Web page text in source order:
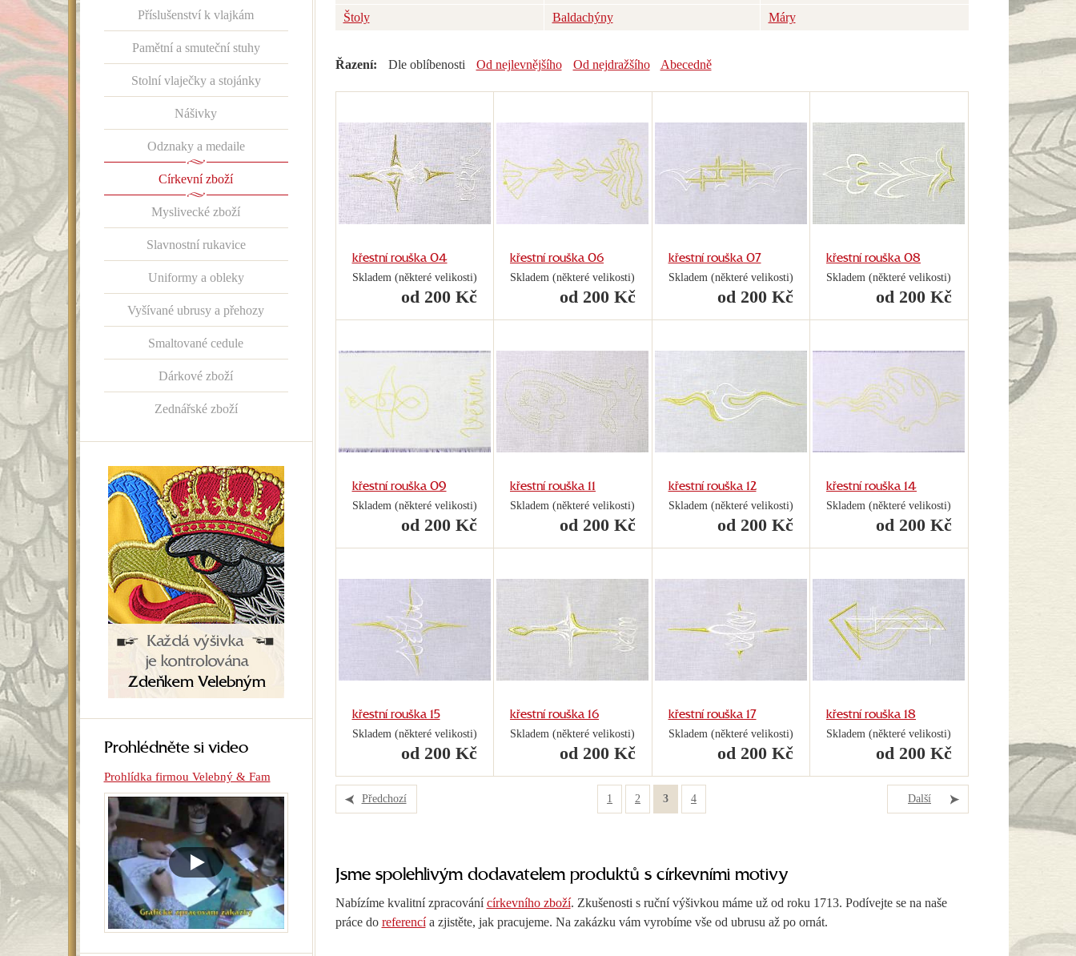
Štoly
Baldachýny Máry
Řazení: Dle oblíbenosti Od nejlevnějšího Od nejdražšího Abecedně
křestní rouška 04
Skladem (některé velikosti)
od 200 Kč
křestní rouška 06
Skladem (některé velikosti)
od 200 Kč
křestní rouška 07
Skladem (některé velikosti)
od 200 Kč
křestní rouška 08
Skladem (některé velikosti)
od 200 Kč
křestní rouška 09
Skladem (některé velikosti)
od 200 Kč
křestní rouška 11
Skladem (některé velikosti)
od 200 Kč
křestní rouška 12
Skladem (některé velikosti)
od 200 Kč
křestní rouška 14
Skladem (některé velikosti)
od 200 Kč
křestní rouška 15
Skladem (některé velikosti)
od 200 Kč
křestní rouška 16
Skladem (některé velikosti)
od 200 Kč
křestní rouška 17
Skladem (některé velikosti)
od 200 Kč
křestní rouška 18
Skladem (některé velikosti)
od 200 Kč
Předchozí 1 2 3 4 Další
Jsme spolehlivým dodavatelem produktů s církevními motivy
Nabízíme kvalitní zpracovánícírkevního zboží. Zkušenosti s ruční výšivkou máme už od roku 1713. Podívejte se na naše
práce do referencía zjistěte, jak pracujeme. Na zakázku vám vyrobíme vše od ubrusu až po ornát.
Příslušenství k vlajkám
Pamětní a smuteční stuhy
Stolní vlaječky a stojánky
Nášivky
Odznaky a medaile
Církevní zboží
Myslivecké zboží
Slavnostní rukavice
Uniformy a obleky
Vyšívané ubrusy a přehozy
Smaltované cedule
Dárkové zboží
Zednářské zboží
Prohlédněte si video
Prohlídka firmou Velebný & Fam